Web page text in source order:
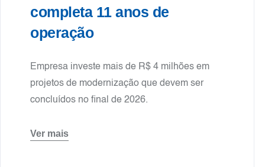
completa 11 anos de
operação
Empresa investe mais de R$ 4 milhões em
projetos de modernização que devem ser
concluídos no final de 2026.
Ver mais